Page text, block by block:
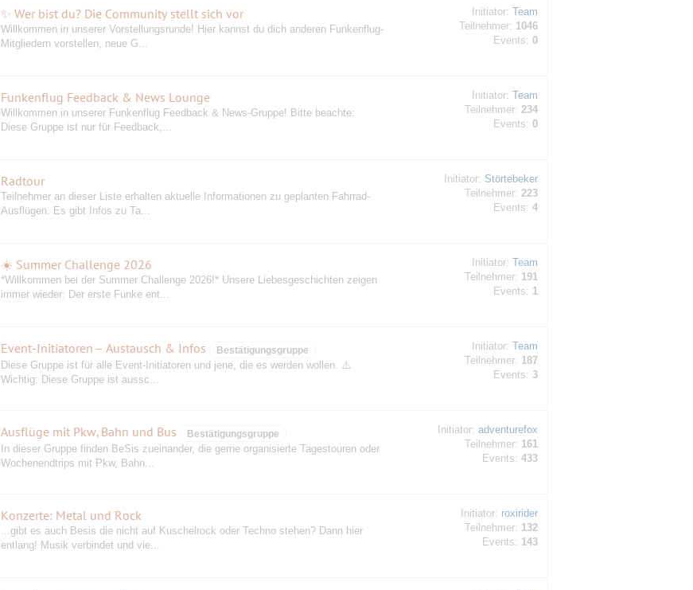
✨ Wer bist du? Die Community stellt sich vor
Willkommen in unserer Vorstellungsrunde! Hier kannst du dich anderen Funkenflug-
Mitgliedern vorstellen, neue G...
Initiator: Team
Teilnehmer: 1046
Events: 0
Funkenflug Feedback & News Lounge
Willkommen in unserer Funkenflug Feedback & News-Gruppe! Bitte beachte:
Diese Gruppe ist nur für Feedback,...
Initiator: Team
Teilnehmer: 234
Events: 0
Radtour
Teilnehmer an dieser Liste erhalten aktuelle Informationen zu geplanten Fahrrad-
Ausflügen. Es gibt Infos zu Ta...
Initiator: Störtebeker
Teilnehmer: 223
Events: 4
☀️ Summer Challenge 2026
️*Willkommen bei der Summer Challenge 2026!* Unsere Liebesgeschichten zeigen
immer wieder: Der erste Funke ent...
Initiator: Team
Teilnehmer: 191
Events: 1
Event-Initiatoren – Austausch & Infos Bestätigungsgruppe
Diese Gruppe ist für alle Event-Initiatoren und jene, die es werden wollen. ⚠️
Wichtig: Diese Gruppe ist aussc...
Initiator: Team
Teilnehmer: 187
Events: 3
Ausflüge mit Pkw, Bahn und Bus Bestätigungsgruppe
In dieser Gruppe finden BeSis zueinander, die gerne organisierte Tagestouren oder
Wochenendtrips mit Pkw, Bahn...
Initiator: adventurefox
Teilnehmer: 161
Events: 433
Konzerte: Metal und Rock
...gibt es auch Besis die nicht auf Kuschelrock oder Techno stehen? Dann hier
entlang! Musik verbindet und vie...
Initiator: roxirider
Teilnehmer: 132
Events: 143